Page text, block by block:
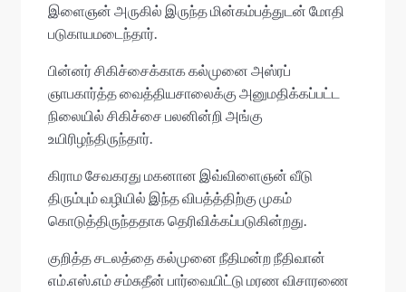
இளைஞன் அருகில் இருந்த மின்கம்பத்துடன் மோதி
படுகாயமடைந்தார்.
பின்னர் சிகிச்சைக்காக கல்முனை அஸ்ரப்
ஞாபகார்த்த வைத்தியசாலைக்கு அனுமதிக்கப்பட்ட
நிலையில் சிகிச்சை பலனின்றி அங்கு
உயிரிழந்திருந்தார்.
கிராம சேவகரது மகனான இவ்விளைஞன் வீடு
திரும்பும் வழியில் இந்த விபத்த்திற்கு முகம்
கொடுத்திருந்ததாக தெரிவிக்கப்படுகின்றது.
குறித்த சடலத்தை கல்முனை நீதிமன்ற நீதிவான்
எம்.எஸ்.எம் சம்சுதீன் பார்வையிட்டு மரண விசாரணை